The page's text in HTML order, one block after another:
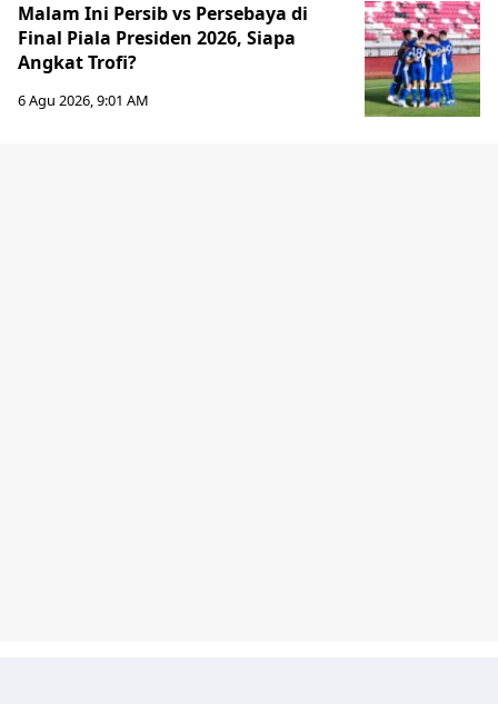
Malam Ini Persib vs Persebaya di
Final Piala Presiden 2026, Siapa
Angkat Trofi?
6 Agu 2026, 9:01 AM